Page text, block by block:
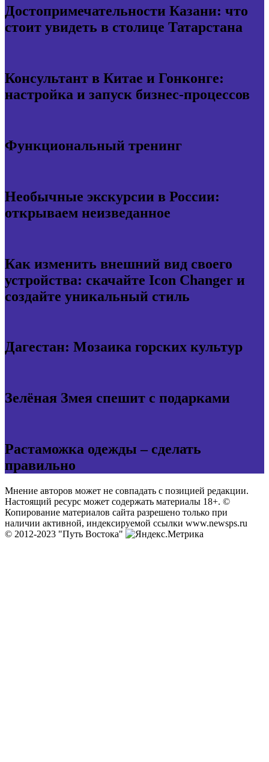
Достопримечательности Казани: что
стоит увидеть в столице Татарстана
Консультант в Китае и Гонконге:
настройка и запуск бизнес-процессов
Функциональный тренинг
Необычные экскурсии в России:
открываем неизведанное
Как изменить внешний вид своего
устройства: скачайте Icon Changer и
создайте уникальный стиль
Дагестан: Мозаика горских культур
Зелёная Змея спешит с подарками
Растаможка одежды – сделать
правильно
Мнение авторов может не совпадать с позицией редакции.
Настоящий ресурс может содержать материалы 18+. ©
Копирование материалов сайта разрешено только при
наличии активной, индексируемой ссылки www.newsps.ru
© 2012-2023 "Путь Востока"